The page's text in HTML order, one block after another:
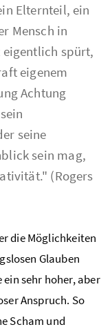
Elternteil, ein
Mensch in
spürt,
eigenem
Achtung
seine
sein mag,
(Rogers
die Möglichkeiten
Glauben
sehr hoher, aber
Anspruch. So
Scham und